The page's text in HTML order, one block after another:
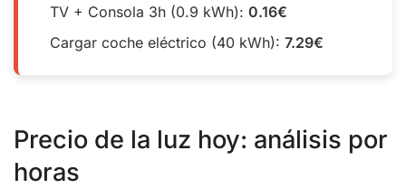
TV + Consola 3h (0.9 kWh): 0.16€
Cargar coche eléctrico (40 kWh): 7.29€
Precio de la luz hoy: análisis por
horas